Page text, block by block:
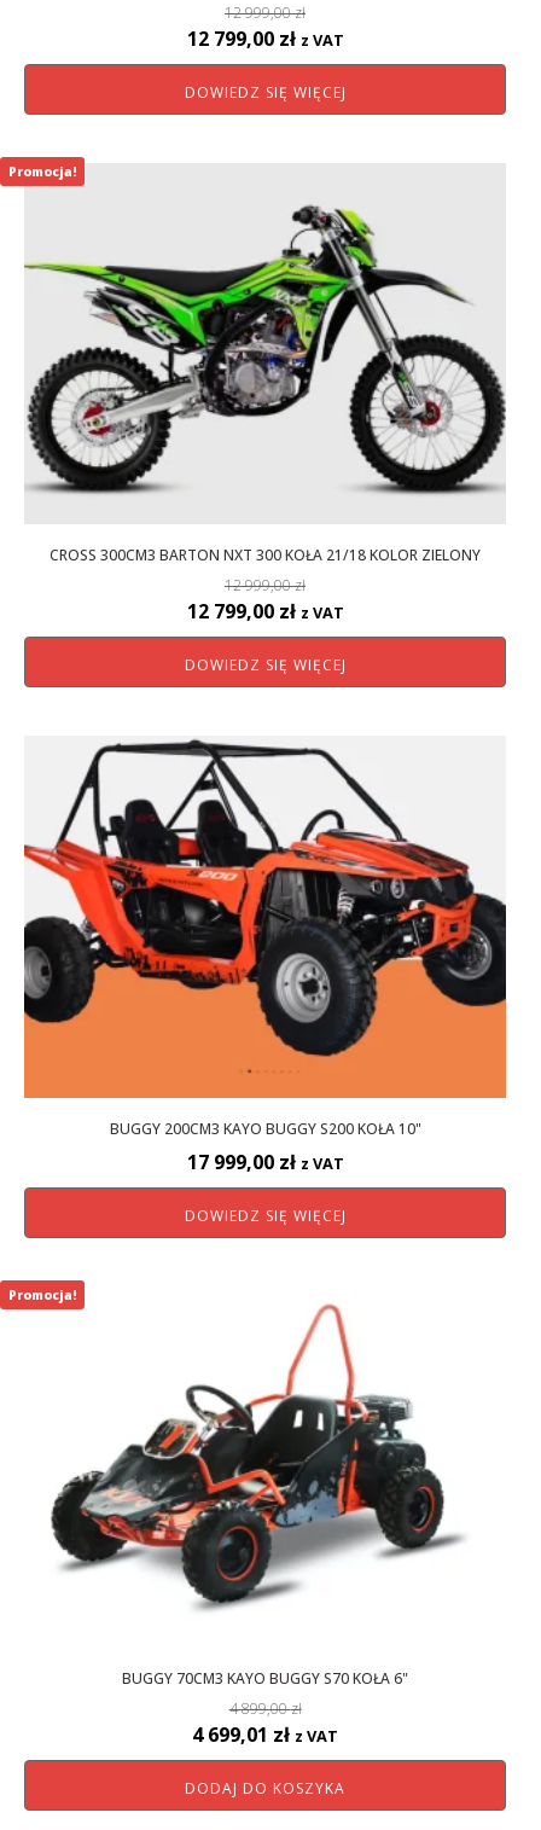
12 999,00zł
Pierwotna
cena
wynosiła:
12 799,00 złAktualna
cena
wynosi:
z VAT
DOWIEDZ SIĘ WIĘCEJ
CROSS 300CM3 BARTON NXT 300 KOŁA 21/18 KOLOR ZIELONY
12 999,00zł
Pierwotna
cena
wynosiła:
12 799,00 złAktualna
cena
wynosi:
z VAT
DOWIEDZ SIĘ WIĘCEJ
Promocja!
BUGGY 200CM3 KAYO BUGGY S200 KOŁA 10"
17 999,00 zł z VAT
DOWIEDZ SIĘ WIĘCEJ
BUGGY 70CM3 KAYO BUGGY S70 KOŁA 6"
4 899,00zł
Pierwotna
cena
wynosiła:
4 699,01 złAktualna
cena
wynosi:
z VAT
DODAJ DO KOSZYKA
Promocja!